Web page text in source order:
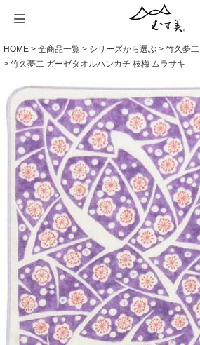
HOME 全商品一覧 シリーズから選ぶ 竹久夢二
竹久夢二 ガーゼタオルハンカチ 枝梅 ムラサキ
サイズから選ぶ
サイズ一覧
Sサイズ(約45～50cm)
Mサイズ(約68～70cm)
Lサイズ(約90～120cm)
XLサイズ(約130cm～)
ギフトシーンから選ぶ
ギフトシーン一覧
内祝い
婚礼・引出物
卒入学・就職祝い
弔事・法事
記念品
海外へのお土産
季節の贈り物
シーンから選ぶ
シーン一覧
毎日使うもの
お買い物
旅行
インテリア
ギフトラッピング
とっておきの日
素材から選ぶ
撥水加工
綿(コットン)
ポリエステル
リネン
ウール
レーヨン
正絹(絹100％)
シリーズ名から選ぶ
全てのシリーズ
アクアドロップ(撥水)
ミナ ペルホネン
ひめむすび(Adeline Klam)
kata kata
鈴木マサル
こはれ
竹久夢二
ふくさ（念珠）・はんかち・書籍
ふくさ・念珠入れ
はんかち・手ぬぐい
ふろしき書籍
名入れ・ラッピング
名入れ・記念品
無料ラッピング
紙箱・木箱
発送・お問い合わせ
送料・お支払い方法
海外発送の方（English）
よくあるご質問
お問い合わせ
包み方・お手入れ
洗濯・お手入れ
包み方・使い方
ワークショップ案内
ブログ・特集
読みもの(ブログ)
特集
キャンペーン情報
読みもの(ブログ)
読みもの一覧
一升餅におすすめ
ストール巻き方
洋服カバー
ふろしきパッチン活用
特集
特集一覧
ECOバッグ 100cm
ECOバッグ 70cm
OUTDOOR
むす美とは
About us
お取引をご希望の方